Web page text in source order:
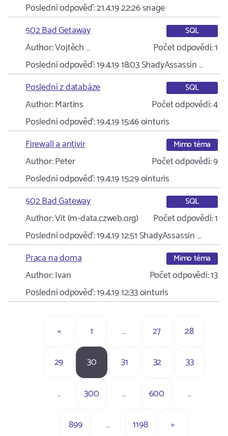
Poslední odpověď:21.4.19 22:26snage
502 Bad Getaway
SQL
Author:Vojtěch … Počet odpovědí:1
Poslední odpověď:19.4.19 18:03ShadyAssassin …
Poslední z databáze
SQL
Author:Martins Počet odpovědí:4
Poslední odpověď:19.4.19 15:46ointuris
Firewall a antivir
Mimo téma
Author:Peter Počet odpovědí:9
Poslední odpověď:19.4.19 15:29ointuris
502 Bad Gateway
SQL
Author:Vit (m-data.czweb.org) Počet odpovědí:1
Poslední odpověď:19.4.19 12:51ShadyAssassin …
Praca na doma
Mimo téma
Author:Ivan Počet odpovědí:13
Poslední odpověď:19.4.19 12:33ointuris
« 1 … 27 28
29 30 31 32 33
… 300 … 600 …
899 … 1198 »